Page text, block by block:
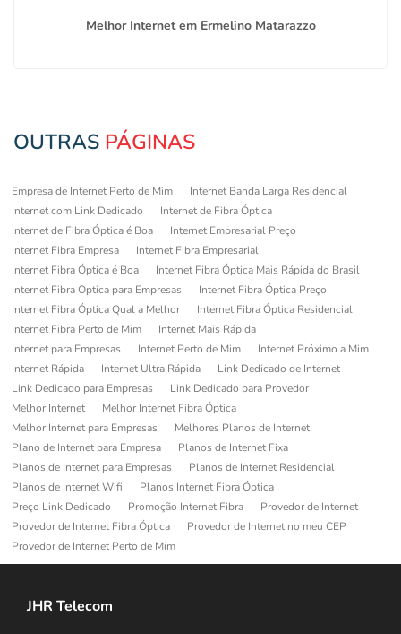
Melhor Internet em Ermelino Matarazzo
OUTRAS PÁGINAS
Empresa de Internet Perto de Mim
Internet Banda Larga Residencial
Internet com Link Dedicado
Internet de Fibra Óptica
Internet de Fibra Óptica é Boa
Internet Empresarial Preço
Internet Fibra Empresa
Internet Fibra Empresarial
Internet Fibra Óptica é Boa
Internet Fibra Óptica Mais Rápida do Brasil
Internet Fibra Optica para Empresas
Internet Fibra Óptica Preço
Internet Fibra Óptica Qual a Melhor
Internet Fibra Óptica Residencial
Internet Fibra Perto de Mim
Internet Mais Rápida
Internet para Empresas
Internet Perto de Mim
Internet Próximo a Mim
Internet Rápida
Internet Ultra Rápida
Link Dedicado de Internet
Link Dedicado para Empresas
Link Dedicado para Provedor
Melhor Internet
Melhor Internet Fibra Óptica
Melhor Internet para Empresas
Melhores Planos de Internet
Plano de Internet para Empresa
Planos de Internet Fixa
Planos de Internet para Empresas
Planos de Internet Residencial
Planos de Internet Wifi
Planos Internet Fibra Óptica
Preço Link Dedicado
Promoção Internet Fibra
Provedor de Internet
Provedor de Internet Fibra Óptica
Provedor de Internet no meu CEP
Provedor de Internet Perto de Mim
JHR Telecom